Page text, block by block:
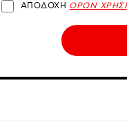
ΑΠΟΔΟΧΗ ΟΡΩΝ